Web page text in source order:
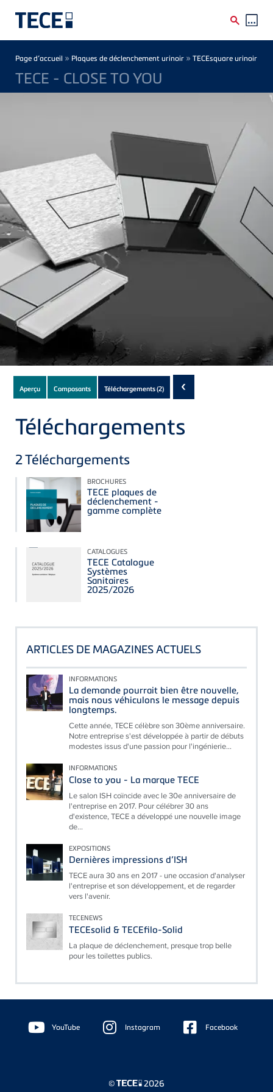
Breadcrumb
Page d’accueil » Plaques de déclenchement urinoir » TECEsquare urinoir
TECE - CLOSE TO YOU
Subnavigation
of
current
Product
Aperçu Composants Téléchargements(2) ‹
Téléchargements
2Téléchargements
BROCHURES
TECE plaques de
déclenchement -
gamme complète
CATALOGUES
TECE Catalogue
Systèmes
Sanitaires
2025/2026
ARTICLES DE MAGAZINES ACTUELS
INFORMATIONS
La demande pourrait bien être nouvelle,
mais nous véhiculons le message depuis
longtemps.
Cette année, TECE célèbre son 30ème anniversaire.
Notre entreprise s'est développée à partir de débuts
modestes issus d'une passion pour l'ingénierie...
INFORMATIONS
Close to you - La marque TECE
Le salon ISH coïncide avec le 30e anniversaire de
l'entreprise en 2017. Pour célébrer 30 ans
d'existence, TECE a développé une nouvelle image
de...
EXPOSITIONS
Dernières impressions d’ISH
TECE aura 30 ans en 2017 - une occasion d'analyser
l'entreprise et son développement, et de regarder
vers l'avenir.
TECENEWS
TECEsolid & TECEfilo-Solid
La plaque de déclenchement, presque trop belle
pour les toilettes publics.
Floating
Sidebar YouTube Instagram Facebook
© 2026